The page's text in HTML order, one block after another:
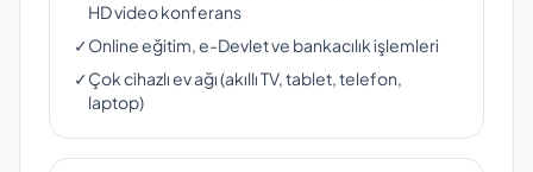
HD video konferans
✓Online eğitim, e-Devlet ve bankacılık işlemleri
✓Çok cihazlı ev ağı (akıllı TV, tablet, telefon,
laptop)